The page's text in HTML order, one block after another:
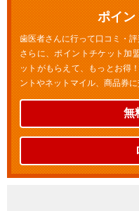
ポイン
歯医者さんに行って口コミ・
さらに、ポイントチケット加
ットがもらえて、もっとお得
ントやネットマイル、商品券
無